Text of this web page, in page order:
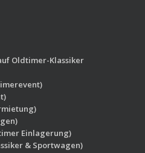
Oldtimer-Klassiker
Einlagerung)
& Sportwagen)